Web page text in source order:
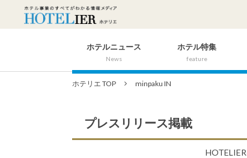
ホテルニュース
News
ホテル特集
feature
ホテリエ TOP minpaku IN
プレスリリース掲載